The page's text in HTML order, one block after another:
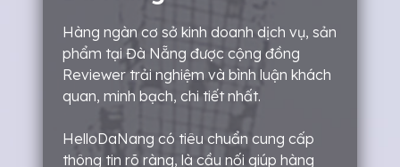
Hàng ngàn cơ sở kinh doanh dịch vụ, sản
phẩm tại Đà Nẵng được cộng đồng
Reviewer trải nghiệm và bình luận khách
quan, minh bạch, chi tiết nhất.
HelloDaNang có tiêu chuẩn cung cấp
thông tin rõ ràng, là cầu nối giúp hàng